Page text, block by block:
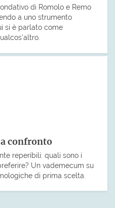
di Romolo e Remo
a uno strumento
si è parlato come
confronto
reperibili: quali sono i
Un vademecum su
di prima scelta.